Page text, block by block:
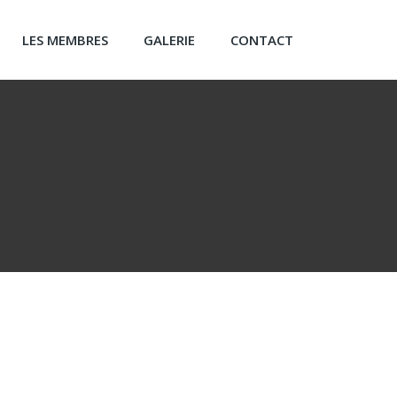
LES MEMBRES GALERIE CONTACT